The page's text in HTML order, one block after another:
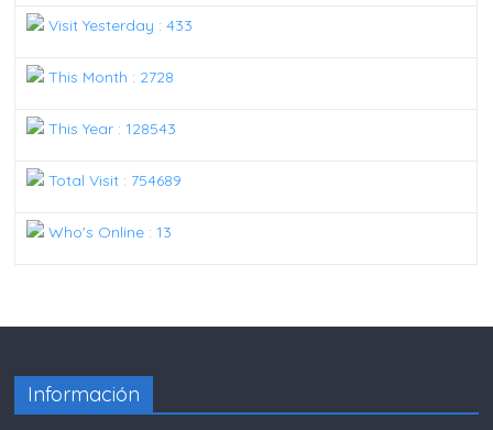
Visit Yesterday : 433
This Month : 2728
This Year : 128543
Total Visit : 754689
Who's Online : 13
Información